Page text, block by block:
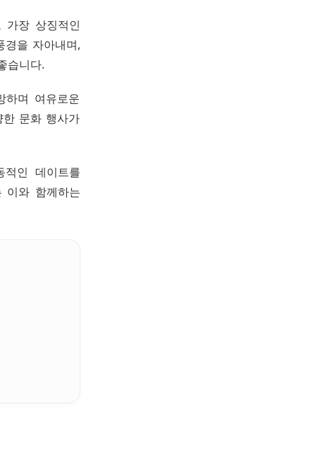
가장 상징적인
을 자아내며,
습니다.
며 여유로운
문화 행사가
인 데이트를
이와 함께하는